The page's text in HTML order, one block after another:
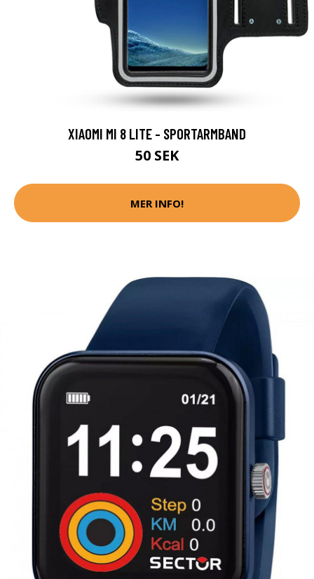
XIAOMI MI 8 LITE - SPORTARMBAND
50 SEK
MER INFO!